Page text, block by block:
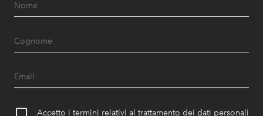
Accetto i termini relativi al trattamento dei dati personali